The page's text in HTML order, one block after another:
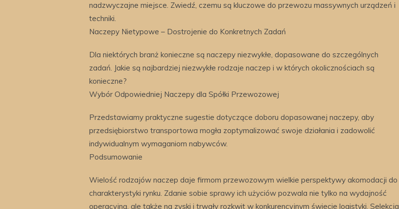
nadzwyczajne miejsce. Zwiedź, czemu są kluczowe do przewozu massywnych urządzeń i
techniki.
Naczepy Nietypowe – Dostrojenie do Konkretnych Zadań
Dla niektórych branż konieczne są naczepy niezwykłe, dopasowane do szczególnych
zadań. Jakie są najbardziej niezwykłe rodzaje naczep i w których okolicznościach są
konieczne?
Wybór Odpowiedniej Naczepy dla Spółki Przewozowej
Przedstawiamy praktyczne sugestie dotyczące doboru dopasowanej naczepy, aby
przedsiębiorstwo transportowa mogła zoptymalizować swoje działania i zadowolić
indywidualnym wymaganiom nabywców.
Podsumowanie
Wielość rodzajów naczep daje firmom przewozowym wielkie perspektywy akomodacji do
charakterystyki rynku. Zdanie sobie sprawy ich użyciów pozwala nie tylko na wydajność
operacyjną, ale także na zyski i trwały rozkwit w konkurencyjnym świecie logistyki. Selekcja